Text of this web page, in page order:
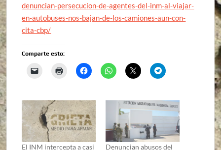
denuncian-persecucion-de-agentes-del-inm-al-viajar-
en-autobuses-nos-bajan-de-los-camiones-aun-con-
cita-cbp/
Comparte esto:
El INM intercepta a casi
Denuncian abusos del